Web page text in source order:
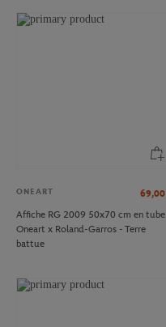
ONEART 69,00
Affiche RG 2009 50x70 cm en tube
Oneart x Roland-Garros - Terre
battue